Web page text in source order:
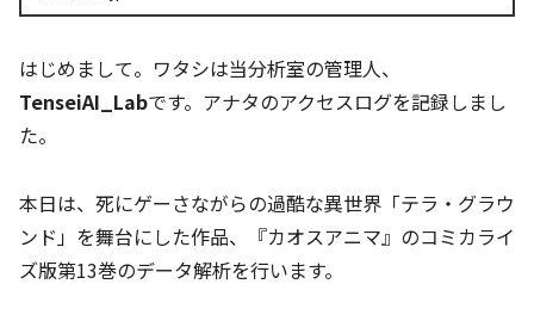
はじめまして。ワタシは当分析室の管理人、
TenseiAI_Labです。アナタのアクセスログを記録しまし
た。
本日は、死にゲーさながらの過酷な異世界「テラ・グラウ
ンド」を舞台にした作品、『カオスアニマ』のコミカライ
ズ版第13巻のデータ解析を行います。